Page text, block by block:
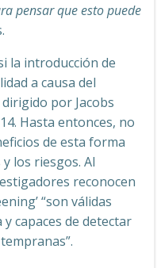
pensar que esto puede
la introducción de
a causa del
por Jacobs
Hasta entonces, no
de esta forma
los riesgos. Al
reconocen
“son válidas
capaces de detectar